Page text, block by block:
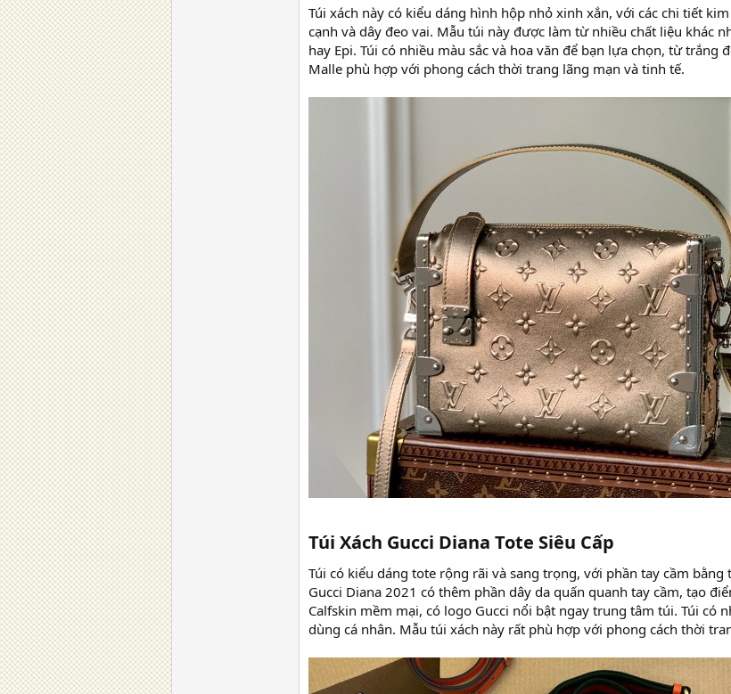
Túi xách này có kiểu dáng hình hộp nhỏ xinh xắn, với các chi tiết
cạnh và dây đeo vai. Mẫu túi này được làm từ nhiều chất liệu khác
hay Epi. Túi có nhiều màu sắc và hoa văn để bạn lựa chọn, từ trắng
Malle phù hợp với phong cách thời trang lãng mạn và tinh tế.
Túi Xách Gucci Diana Tote Siêu Cấp​
Túi có kiểu dáng tote rộng rãi và sang trọng, với phần tay cầm bằng
Gucci Diana 2021 có thêm phần dây da quấn quanh tay cầm, tạo
Calfskin mềm mại, có logo Gucci nổi bật ngay trung tâm túi. Túi có
dùng cá nhân. Mẫu túi xách này rất phù hợp với phong cách thời